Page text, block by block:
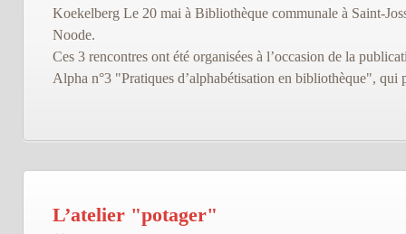
Koekelberg Le 20 mai à Bibliothèque communale à Saint-
Noode.
Ces 3 rencontres ont été organisées à l’occasion de la
Alpha n°3 "Pratiques d’alphabétisation en bibliothèque",
L’atelier "potager"